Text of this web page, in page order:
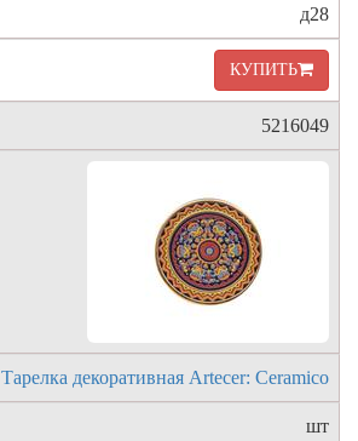
д28
КУПИТЬ
5216049
Тарелка декоративная Artecer: Ceramico
шт